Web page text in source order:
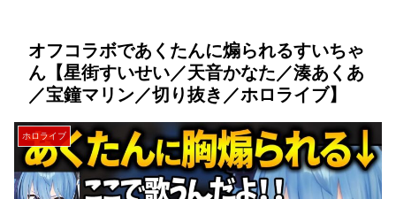
オフコラボであくたんに煽られるすいちゃ
ん【星街すいせい／天音かなた／湊あくあ
／宝鐘マリン／切り抜き／ホロライブ】
ホロライブ